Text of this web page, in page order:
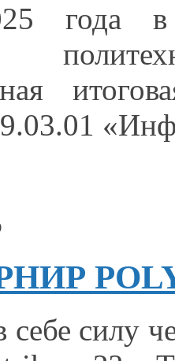
года
себе силу